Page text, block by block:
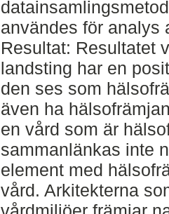
användes för analys
Resultat: Resultatet
landsting har en
den ses som
även ha
en vård som är
sammanlänkas inte
element med
vård. Arkitekterna